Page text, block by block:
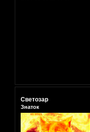
Светозар
Знаток